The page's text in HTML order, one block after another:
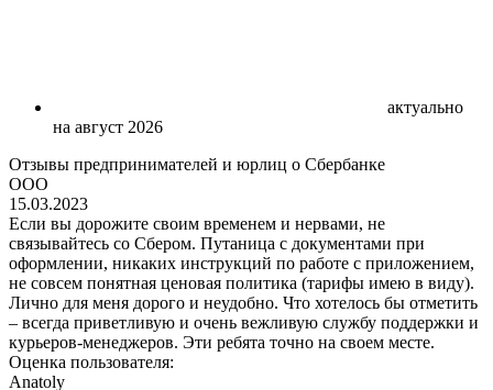
актуально
на август 2026
Отзывы предпринимателей и юрлиц о Сбербанке
ООО
15.03.2023
Если вы дорожите своим временем и нервами, не
связывайтесь со Сбером. Путаница с документами при
оформлении, никаких инструкций по работе с приложением,
не совсем понятная ценовая политика (тарифы имею в виду).
Лично для меня дорого и неудобно. Что хотелось бы отметить
– всегда приветливую и очень вежливую службу поддержки и
курьеров-менеджеров. Эти ребята точно на своем месте.
Оценка пользователя:
Anatoly